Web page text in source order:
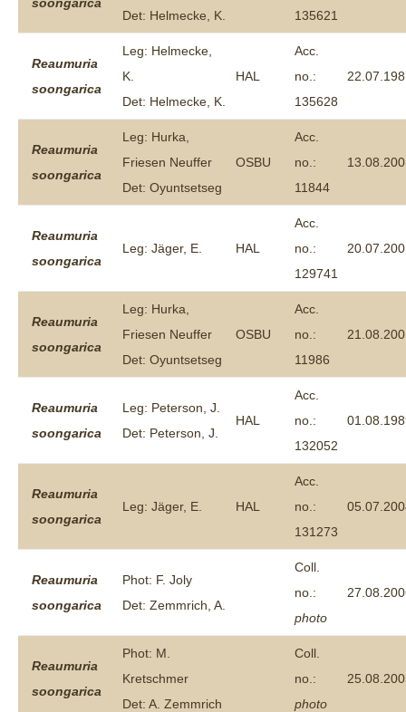
Det: Helmecke, K.
135621
Reaumuria
soongarica
Leg: Helmecke,
K.
Det: Helmecke, K.
HAL
Acc.
no.:
135628
Reaumuria
soongarica
Leg: Hurka,
Friesen Neuffer
Det: Oyuntsetseg
OSBU
Acc.
no.:
11844
Reaumuria
soongarica
Leg: Jäger, E. HAL
Acc.
no.:
129741
Reaumuria
soongarica
Leg: Hurka,
Friesen Neuffer
Det: Oyuntsetseg
OSBU
Acc.
no.:
11986
Reaumuria
soongarica
Leg: Peterson, J.
Det: Peterson, J.
HAL
Acc.
no.:
132052
Reaumuria
soongarica
Leg: Jäger, E. HAL
Acc.
no.:
131273
Reaumuria
soongarica
Phot: F. Joly
Det: Zemmrich, A.
Coll.
no.:
photo
Reaumuria
soongarica
Phot: M.
Kretschmer
Det: A. Zemmrich
Coll.
no.:
photo